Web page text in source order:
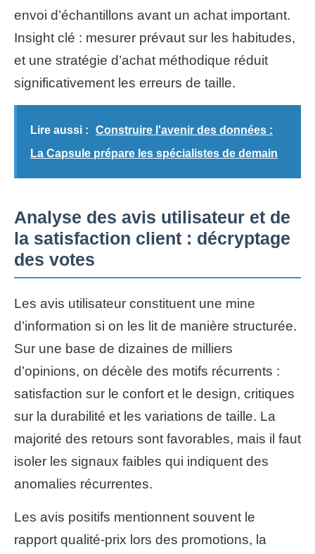
envoi d’échantillons avant un achat important.
Insight clé : mesurer prévaut sur les habitudes,
et une stratégie d’achat méthodique réduit
significativement les erreurs de taille.
Lire aussi :
Construire l'avenir des données :
La Capsule prépare les spécialistes de demain
Analyse des avis utilisateur et de
la satisfaction client : décryptage
des votes
Les avis utilisateur constituent une mine
d’information si on les lit de manière structurée.
Sur une base de dizaines de milliers
d’opinions, on décèle des motifs récurrents :
satisfaction sur le confort et le design, critiques
sur la durabilité et les variations de taille. La
majorité des retours sont favorables, mais il faut
isoler les signaux faibles qui indiquent des
anomalies récurrentes.
Les avis positifs mentionnent souvent le
rapport qualité-prix lors des promotions, la